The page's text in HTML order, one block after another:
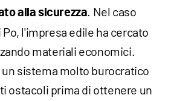
alla sicurezza. Nel caso
l'impresa edile ha cercato
materiali economici.
sistema molto burocratico
ostacoli prima di ottenere un